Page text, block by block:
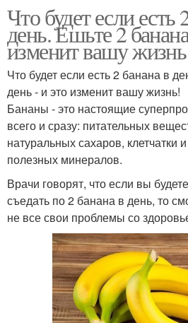
Что будет если есть
день. Ешьте 2
изменит вашу
Что будет если есть 2 банана в
день - и это изменит вашу жизнь!
Бананы - это настоящие
всего и сразу: питательных
натуральных сахаров, клетчатки
полезных минералов.
Врачи говорят, что если вы
съедать по 2 банана в день, то
не все свои проблемы со